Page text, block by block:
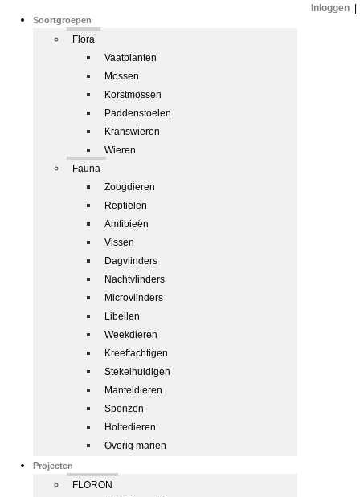
Soortgroepen
Flora
Vaatplanten
Mossen
Korstmossen
Paddenstoelen
Kranswieren
Wieren
Fauna
Zoogdieren
Reptielen
Amfibieën
Vissen
Dagvlinders
Nachtvlinders
Microvlinders
Libellen
Weekdieren
Kreeftachtigen
Stekelhuidigen
Manteldieren
Sponzen
Holtedieren
Overig marien
Projecten
FLORON
Inloggen